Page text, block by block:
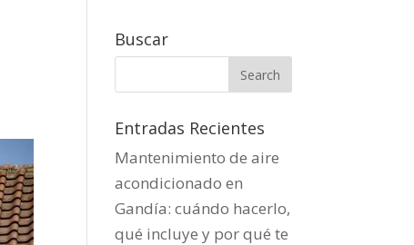
Buscar
Entradas Recientes
Mantenimiento de aire
acondicionado en
Gandía: cuándo hacerlo,
qué incluye y por qué te